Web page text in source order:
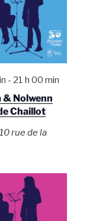
o
n
d
e
v
u
e
s
è
e
n
t
& Nolwenn
Chaillot
- 21 h 00 min
10 rue de la